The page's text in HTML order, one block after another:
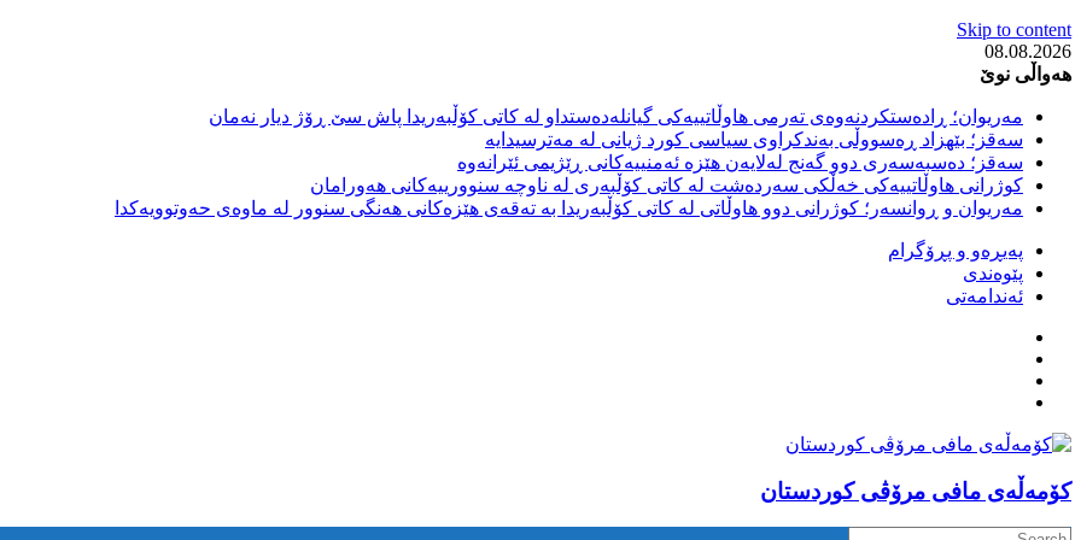
Skip to content
08.08.2026
هەواڵی نوێ
مەریوان؛ ڕادەستکردنەوەی تەرمی هاوڵاتییەکی گیانلەدەستداو لە کاتی کۆڵبەریدا پاش سێ ڕۆژ دیار نەمان
سەقز؛ بێهزاد ڕەسووڵی بەندکراوی سیاسی کورد ژیانی لە مەترسیدایە
سەقز؛ دەسبەسەری دوو گەنج لەلایەن هێزە ئەمنییەکانی ڕێژیمی ئێرانەوە
کوژرانی هاوڵاتییەکی خەڵکی سەردەشت لە کاتی کۆڵبەری لە ناوچە سنوورییەکانی هەورامان
مەریوان و ڕوانسەر؛ کوژرانی دوو هاوڵاتی لە کاتی کۆڵبەریدا بە تەقەی هێزەکانی هەنگی سنوور لە ماوەی حەوتوویەکدا
پەیڕەو و پڕۆگرام
پێوەندی
ئەندامەتی
كۆمه‌ڵه‌ی مافی مرۆڤی کوردستان